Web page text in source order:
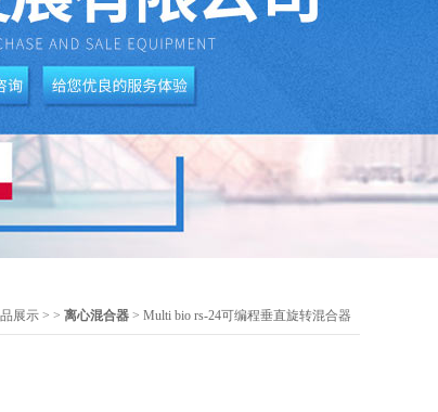
展示 > > 离心混合器 > Multi bio rs-24可编程垂直旋转混合器